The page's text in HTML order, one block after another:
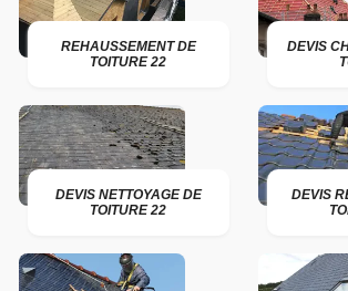
REHAUSSEMENT DE
TOITURE 22
DEVIS
DEVIS NETTOYAGE DE
TOITURE 22
DEVIS